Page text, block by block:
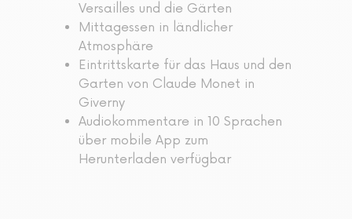
Versailles und die Gärten
Mittagessen in ländlicher
Atmosphäre
Eintrittskarte für das Haus und den
Garten von Claude Monet in
Giverny
Audiokommentare in 10 Sprachen
über mobile App zum
Herunterladen verfügbar